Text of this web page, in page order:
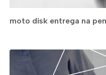
moto disk entrega na